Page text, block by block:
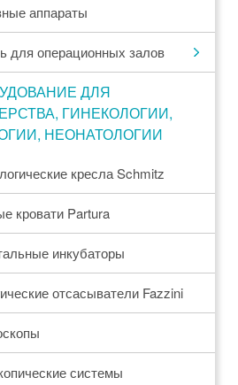
аппараты
для операционных залов
ДЛЯ
ГИНЕКОЛОГИИ,
НЕОНАТОЛОГИИ
кресла Schmitz
кровати Partura
инкубаторы
отсасыватели Fazzini
системы